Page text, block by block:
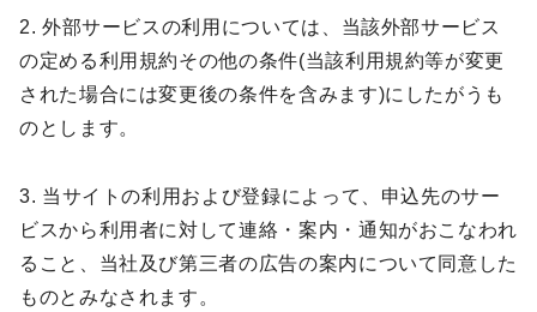
2. 外部サービスの利用については、当該外部サービス
の定める利用規約その他の条件(当該利用規約等が変更
された場合には変更後の条件を含みます)にしたがうも
のとします。
3. 当サイトの利用および登録によって、申込先のサー
ビスから利用者に対して連絡・案内・通知がおこなわれ
ること、当社及び第三者の広告の案内について同意した
ものとみなされます。